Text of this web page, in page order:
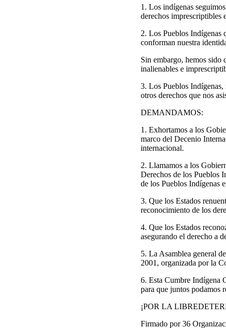
1. Los indígenas
derechos imprescriptibles
2. Los Pueblos Indígenas
conforman nuestra
Sin embargo, hemos sido
inalienables e
3. Los Pueblos
otros derechos que nos
DEMANDAMOS:
1. Exhortamos a los
marco del Decenio
internacional.
2. Llamamos a los
Derechos de los Pueblos
de los Pueblos Indígenas
3. Que los Estados
reconocimiento de los
4. Que los Estados
asegurando el derecho a
5. La Asamblea general
2001, organizada por la
6. Esta Cumbre Indígena
para que juntos podamos
¡POR LA
Firmado por 36